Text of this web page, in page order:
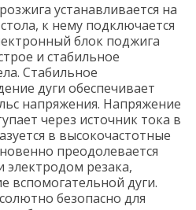
устанавливается на
к нему подключается
блок поджига
и стабильное
Стабильное
дуги обеспечивает
напряжения. Напряжение
через источник тока в
в высокочастотные
преодолевается
резака,
вспомогательной дуги.
безопасно для